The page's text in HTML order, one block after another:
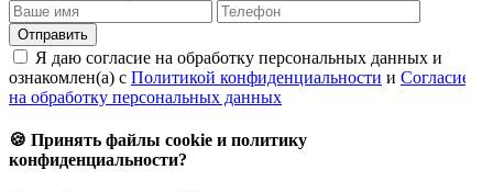
Отправить
Я даю согласие на обработку персональных данных и
ознакомлен(а) с Политикой конфиденциальности и Согласием
на обработку персональных данных
🍪 Принять файлы cookie и политику
конфиденциальности?